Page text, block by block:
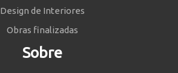
Design de Interiores
Obras finalizadas
Sobre